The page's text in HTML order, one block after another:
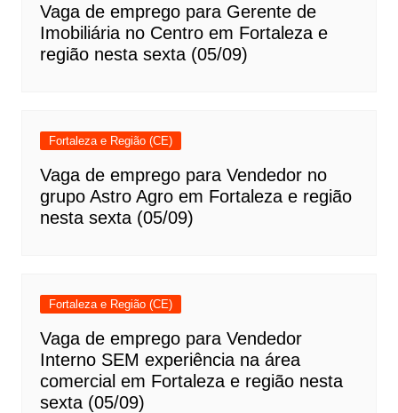
Vaga de emprego para Gerente de
Imobiliária no Centro em Fortaleza e
região nesta sexta (05/09)
Fortaleza e Região (CE)
Vaga de emprego para Vendedor no
grupo Astro Agro em Fortaleza e região
nesta sexta (05/09)
Fortaleza e Região (CE)
Vaga de emprego para Vendedor
Interno SEM experiência na área
comercial em Fortaleza e região nesta
sexta (05/09)